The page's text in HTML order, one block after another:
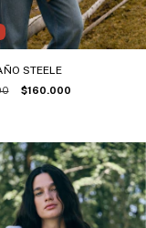
STEELE
$160.000